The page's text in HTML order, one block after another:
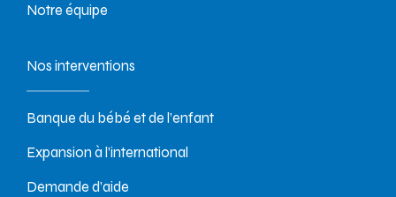
Notre équipe
Nos interventions
Banque du bébé et de l’enfant
Expansion à l’international
Demande d’aide